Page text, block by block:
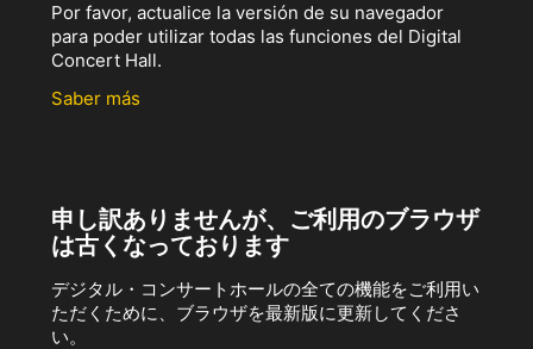
Por favor, actualice la versión de su navegador
para poder utilizar todas las funciones del Digital
Concert Hall.
Saber más
申し訳ありませんが、ご利用のブラウザ
は古くなっております
デジタル・コンサートホールの全ての機能をご利用い
ただくために、ブラウザを最新版に更新してくださ
い。